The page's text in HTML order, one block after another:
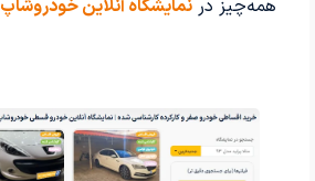
همه‌چیز در نمایشگاه آنلاین خودروشاپ